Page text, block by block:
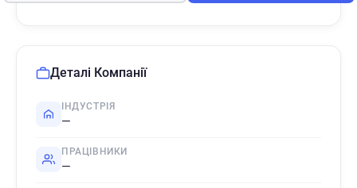
Деталі Компанії
ІНДУСТРІЯ
—
ПРАЦІВНИКИ
—